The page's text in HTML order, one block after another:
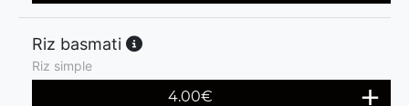
Riz basmati
Riz simple
4.00€